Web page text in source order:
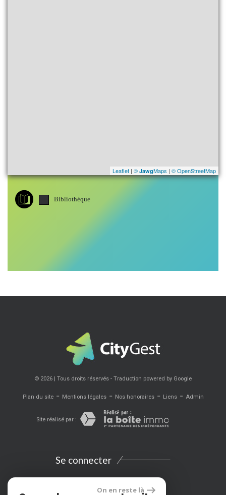
Leaflet | © JawgMaps | © OpenStreetMap
Bibliothèque
© 2026 | Tous droits réservés - Traduction powered by Google
Plan du site- Mentions légales- Nos honoraires- Liens- Admin
Site réalisé par :
Se connecter
Espace propriétaires
On en reste là